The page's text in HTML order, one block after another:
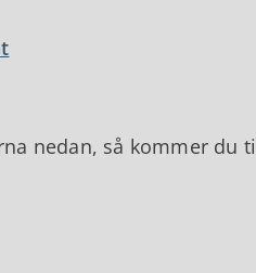
nedan, så kommer du